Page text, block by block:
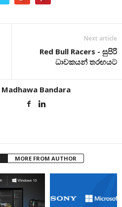
Next article
Red Bull Racers - සුපිරි
ධාවකයන් තරඟයට
Madhawa Bandara
MORE FROM AUTHOR